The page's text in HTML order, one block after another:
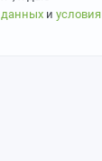
данных и условия